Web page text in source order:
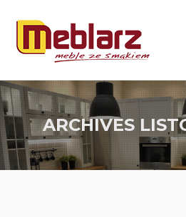
ARCHIVES